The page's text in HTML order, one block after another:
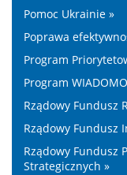
Pomoc Ukrainie »
Poprawa
Program
Program
Rządowy Fundusz
Rządowy Fundusz
Rządowy Fundusz
Strategicznych »